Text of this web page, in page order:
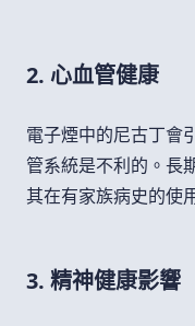
2. 心血管健康
電子煙中的尼古丁會
管系統是不利的。長
其在有家族病史的使
3. 精神健康影響